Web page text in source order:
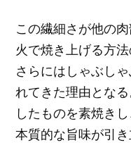
この繊細さが他の
火で焼き上げる方
さらにはしゃぶし
れてきた理由とな
したものを素焼き
本質的な旨味が引